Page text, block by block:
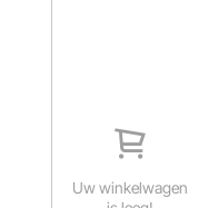
Uw winkelwagen